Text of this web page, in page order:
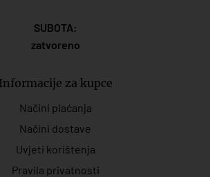
SUBOTA:
zatvoreno
Informacije za kupce
Načini plaćanja
Načini dostave
Uvjeti korištenja
Pravila privatnosti